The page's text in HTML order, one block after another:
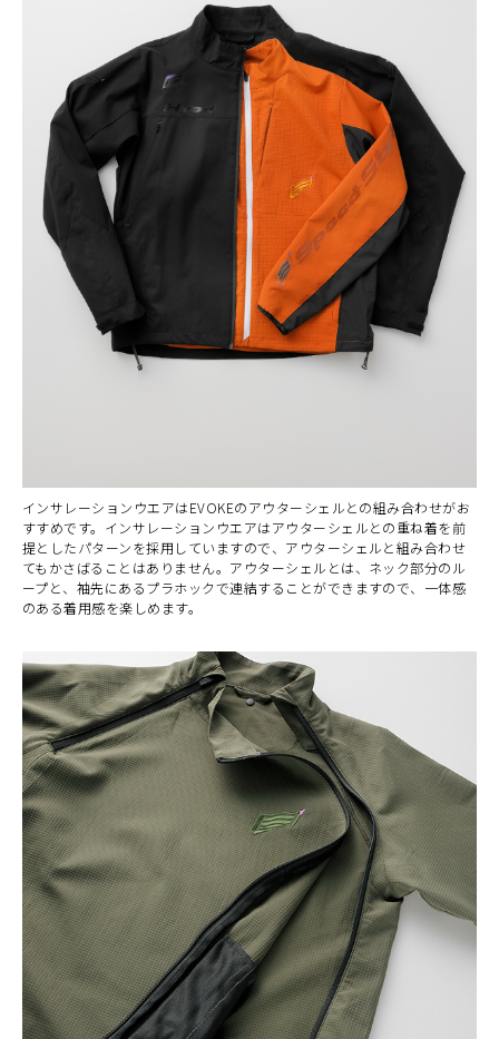
インサレーションウエアはEVOKEのアウターシェルとの組み合わせがお
すすめです。インサレーションウエアはアウターシェルとの重ね着を前
提としたパターンを採用していますので、アウターシェルと組み合わせ
てもかさばることはありません。アウターシェルとは、ネック部分のル
ープと、袖先にあるプラホックで連結することができますので、一体感
のある着用感を楽しめます。